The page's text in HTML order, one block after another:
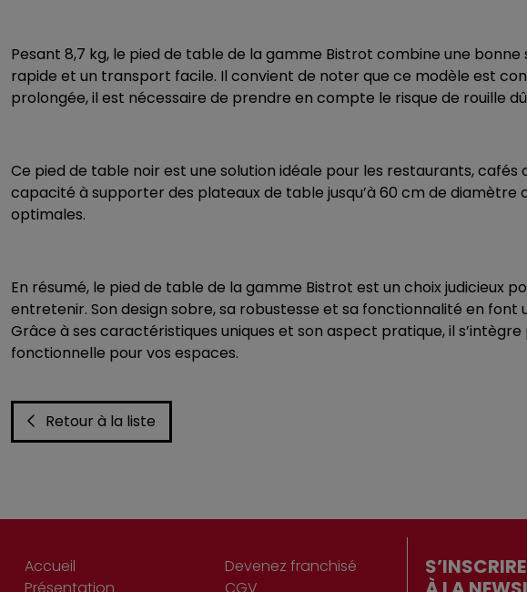
Pesant 8,7 kg, le pied de table de la gamme Bistrot combine une bonne
rapide et un transport facile. Il convient de noter que ce modèle est
prolongée, il est nécessaire de prendre en compte le risque de rouille
Ce pied de table noir est une solution idéale pour les restaurants,
capacité à supporter des plateaux de table jusqu’à 60 cm de
optimales.
En résumé, le pied de table de la gamme Bistrot est un choix judicieux
entretenir. Son design sobre, sa robustesse et sa fonctionnalité en
Grâce à ses caractéristiques uniques et son aspect pratique, il
fonctionnelle pour vos espaces.
Retour à la liste
Accueil
Devenez franchisé
S’INSCRIRE